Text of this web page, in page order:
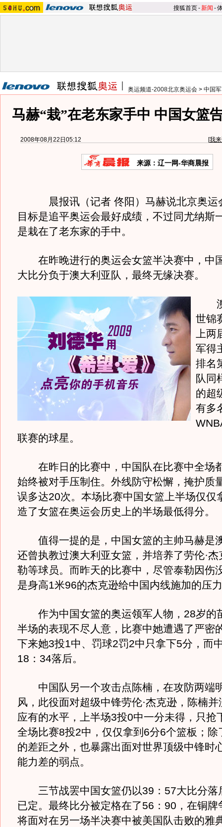
搜狐首页-新闻 -
奥运频道-2008北京奥运会 > 中国
马赫“栽”在老东家手中 中国女篮
2008年08月22日05:12 [我
来源：辽一网-华商晨报
晨报讯（记者 佟阳）马赫说北京奥运
目标是追平奥运会最好成绩，不过同尤纳斯
是栽在了老东家的手中。
在昨晚进行的奥运会女篮半决赛中，中
大比分负于澳大利亚队，最终无缘决赛。
澳
世锦
上两
军得
排名
队同
的超
有多
联赛的球星。
在昨日的比赛中，中国队在比赛中全场
始终被对手压制住。外线防守松懈，掩护质
误多达20次。本场比赛中国女篮上半场仅仅
造了女篮在奥运会历史上的半场最低得分。
值得一提的是，中国女篮的主帅马赫是
还曾执教过澳大利亚女篮，并培养了劳伦·杰
勒等球员。而昨天的比赛中，尽管泰勒因伤
是身高1米96的杰克逊给中国内线施加的压
作为中国女篮的奥运领军人物，28岁的
半场的表现不尽人意，比赛中她遭遇了严密
下来她3投1中、罚球2罚2中只拿下5分，而
18：34落后。
中国队另一个攻击点陈楠，在攻防两端
风，此役面对超级中锋劳伦·杰克逊，陈楠
应有的水平，上半场3投0中一分未得，只抢
全场比赛8投2中，仅仅拿到6分6个篮板；除
的差距之外，也暴露出面对世界顶级中锋时
能力差的弱点。
三节战罢中国女篮仍以39：57大比分落
已定。最终比分被定格在了56：90，在铜牌
将面对在另一场半决赛中被美国队击败的雅